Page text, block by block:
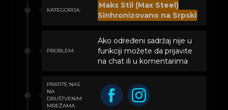
KATEGORIJA:
Maks Stil (Max Steel)
Sinhronizovano na Srpski
PROBLEM:
Ako određeni sadržaj nije u
funkciji možete da prijavite
na chat ili u komentarima
PRATITE NAS
NA
DRUŠTVENIM
MREŽAMA